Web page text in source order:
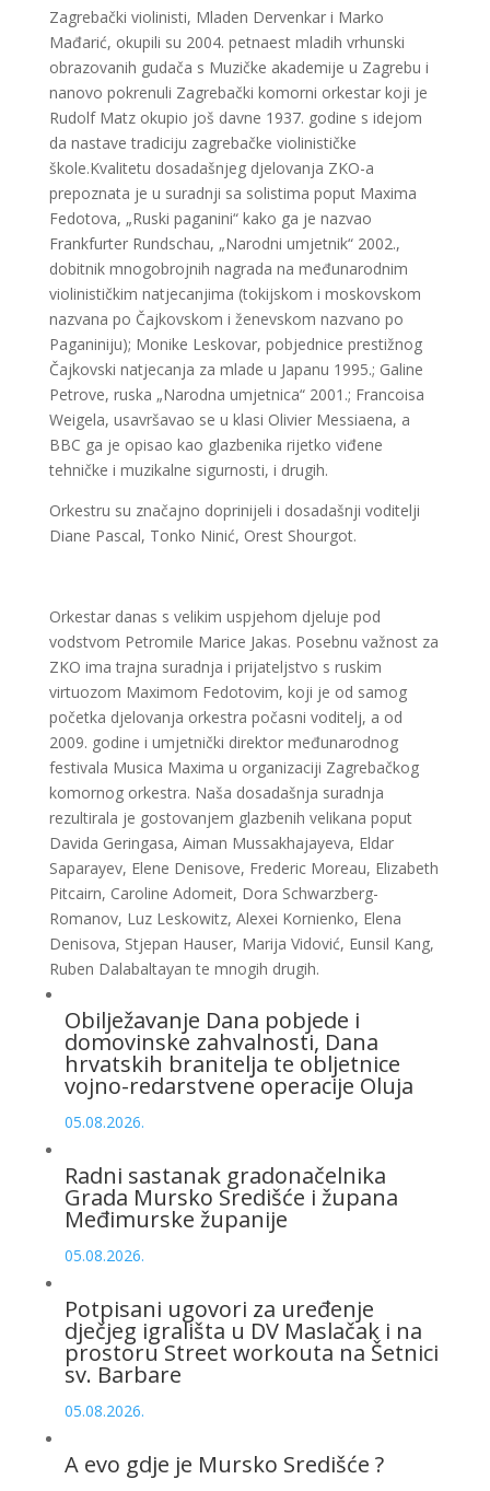
Zagrebački violinisti, Mladen Dervenkar i Marko
Mađarić, okupili su 2004. petnaest mladih vrhunski
obrazovanih gudača s Muzičke akademije u Zagrebu i
nanovo pokrenuli Zagrebački komorni orkestar koji je
Rudolf Matz okupio još davne 1937. godine s idejom
da nastave tradiciju zagrebačke violinističke
škole.Kvalitetu dosadašnjeg djelovanja ZKO-a
prepoznata je u suradnji sa solistima poput Maxima
Fedotova, „Ruski paganini“ kako ga je nazvao
Frankfurter Rundschau, „Narodni umjetnik“ 2002.,
dobitnik mnogobrojnih nagrada na međunarodnim
violinističkim natjecanjima (tokijskom i moskovskom
nazvana po Čajkovskom i ženevskom nazvano po
Paganiniju); Monike Leskovar, pobjednice prestižnog
Čajkovski natjecanja za mlade u Japanu 1995.; Galine
Petrove, ruska „Narodna umjetnica“ 2001.; Francoisa
Weigela, usavršavao se u klasi Olivier Messiaena, a
BBC ga je opisao kao glazbenika rijetko viđene
tehničke i muzikalne sigurnosti, i drugih.
Orkestru su značajno doprinijeli i dosadašnji voditelji
Diane Pascal, Tonko Ninić, Orest Shourgot.
Orkestar danas s velikim uspjehom djeluje pod
vodstvom Petromile Marice Jakas. Posebnu važnost za
ZKO ima trajna suradnja i prijateljstvo s ruskim
virtuozom Maximom Fedotovim, koji je od samog
početka djelovanja orkestra počasni voditelj, a od
2009. godine i umjetnički direktor međunarodnog
festivala Musica Maxima u organizaciji Zagrebačkog
komornog orkestra. Naša dosadašnja suradnja
rezultirala je gostovanjem glazbenih velikana poput
Davida Geringasa, Aiman Mussakhajayeva, Eldar
Saparayev, Elene Denisove, Frederic Moreau, Elizabeth
Pitcairn, Caroline Adomeit, Dora Schwarzberg-
Romanov, Luz Leskowitz, Alexei Kornienko, Elena
Denisova, Stjepan Hauser, Marija Vidović, Eunsil Kang,
Ruben Dalabaltayan te mnogih drugih.
Obilježavanje Dana pobjede i
domovinske zahvalnosti, Dana
hrvatskih branitelja te obljetnice
vojno-redarstvene operacije Oluja
05.08.2026.
Radni sastanak gradonačelnika
Grada Mursko Središće i župana
Međimurske županije
05.08.2026.
Potpisani ugovori za uređenje
dječjeg igrališta u DV Maslačak i na
prostoru Street workouta na Šetnici
sv. Barbare
05.08.2026.
A evo gdje je Mursko Središće ?